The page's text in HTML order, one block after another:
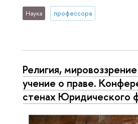
Наука профессора
Религия,
учение о праве.
стенах Юридического